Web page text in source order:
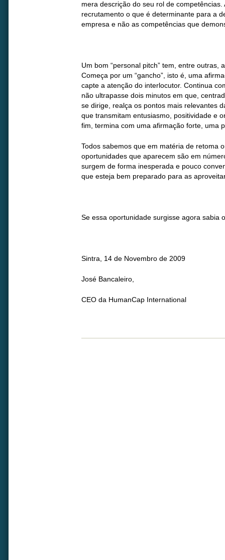
mera descrição do seu rol de
recrutamento o que é determinante para a
empresa e não as competências que
Um bom “personal pitch” tem, entre outras,
Começa por um “gancho”, isto é, uma
capte a atenção do interlocutor. Continua
não ultrapasse dois minutos em que,
se dirige, realça os pontos mais relevantes
que transmitam entusiasmo, positividade e
fim, termina com uma afirmação forte, uma
Todos sabemos que em matéria de retoma
oportunidades que aparecem são em
surgem de forma inesperada e pouco
que esteja bem preparado para as
Se essa oportunidade surgisse agora sabia
Sintra, 14 de Novembro de 2009
José Bancaleiro,
CEO da HumanCap International